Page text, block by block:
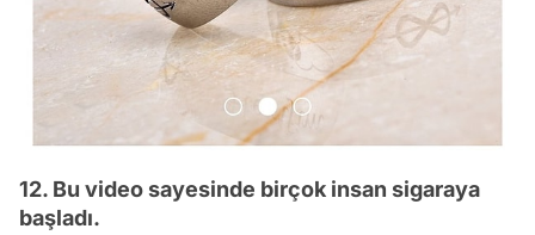
12. Bu video sayesinde birçok insan sigaraya
başladı.